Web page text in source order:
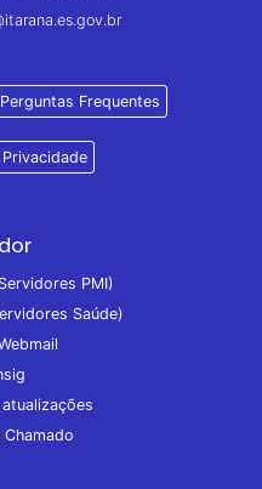
Frequentes
PMI)
Saúde)